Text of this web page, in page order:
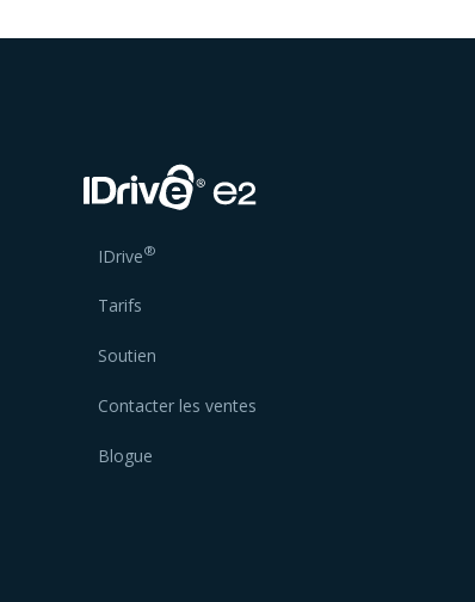
IDrive®
Tarifs
Soutien
Contacter les ventes
Blogue